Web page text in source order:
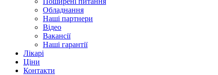
Обладнання
Наші партнери
Відео
Вакансії
Наші гарантії
Лікарі
Ціни
Контакти